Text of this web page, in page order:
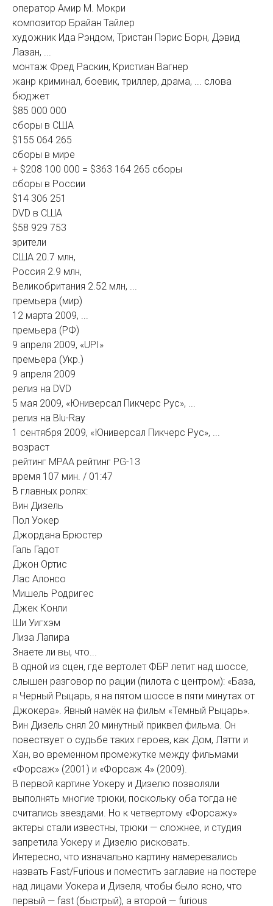
оператор Амир М. Мокри
композитор Брайан Тайлер
художник Ида Рэндом, Тристан Пэрис Борн, Дэвид
Лазан, ...
монтаж Фред Раскин, Кристиан Вагнер
жанр криминал, боевик, триллер, драма, ... слова
бюджет
$85 000 000
сборы в США
$155 064 265
сборы в мире
+ $208 100 000 = $363 164 265 сборы
сборы в России
$14 306 251
DVD в США
$58 929 753
зрители
США 20.7 млн,
Россия 2.9 млн,
Великобритания 2.52 млн, ...
премьера (мир)
12 марта 2009, ...
премьера (РФ)
9 апреля 2009, «UPI»
премьера (Укр.)
9 апреля 2009
релиз на DVD
5 мая 2009, «Юниверсал Пикчерс Рус», ...
релиз на Blu-Ray
1 сентября 2009, «Юниверсал Пикчерс Рус», ...
возраст
рейтинг MPAA рейтинг PG-13
время 107 мин. / 01:47
В главных ролях:
Вин Дизель
Пол Уокер
Джордана Брюстер
Галь Гадот
Джон Ортис
Лас Алонсо
Мишель Родригес
Джек Конли
Ши Уигхэм
Лиза Лапира
Знаете ли вы, что...
В одной из сцен, где вертолет ФБР летит над шоссе,
слышен разговор по рации (пилота с центром): «База,
я Черный Рыцарь, я на пятом шоссе в пяти минутах от
Джокера». Явный намёк на фильм «Темный Рыцарь».
Вин Дизель снял 20 минутный приквел фильма. Он
повествует о судьбе таких героев, как Дом, Лэтти и
Хан, во временном промежутке между фильмами
«Форсаж» (2001) и «Форсаж 4» (2009).
В первой картине Уокеру и Дизелю позволяли
выполнять многие трюки, поскольку оба тогда не
считались звездами. Но к четвертому «Форсажу»
актеры стали известны, трюки — сложнее, и студия
запретила Уокеру и Дизелю рисковать.
Интересно, что изначально картину намеревались
назвать Fast/Furious и поместить заглавие на постере
над лицами Уокера и Дизеля, чтобы было ясно, что
первый — fast (быстрый), а второй — furious